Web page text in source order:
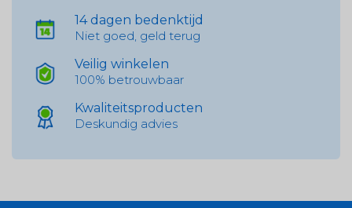
14 dagen bedenktijd
Niet goed, geld terug
Veilig winkelen
100% betrouwbaar
Kwaliteitsproducten
Deskundig advies